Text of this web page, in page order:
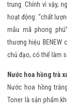
trung. Chính vì vậy,
hoạt động: “chất
mẫu mã phong
thương hiệu
chủ đạo, có thể làm
Nước hoa hồng trà
Nước hoa hồng
Toner là sản phẩm